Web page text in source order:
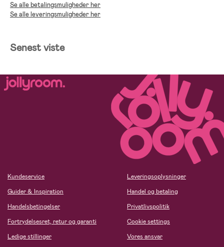
Se alle betalingsmuligheder her
Se alle leveringsmuligheder her
Senest viste
Kundeservice
Guider & Inspiration
Handelsbetingelser
Fortrydelsesret, retur og garanti
Ledige stillinger
Leveringsoplysninger
Handel og betaling
Privatlivspolitik
Cookie settings
Vores ansvar